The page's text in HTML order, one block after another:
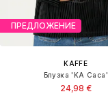
ПРЕДЛОЖЕНИЕ
KAFFE
Блузка 'KA Caca'
24,98 €